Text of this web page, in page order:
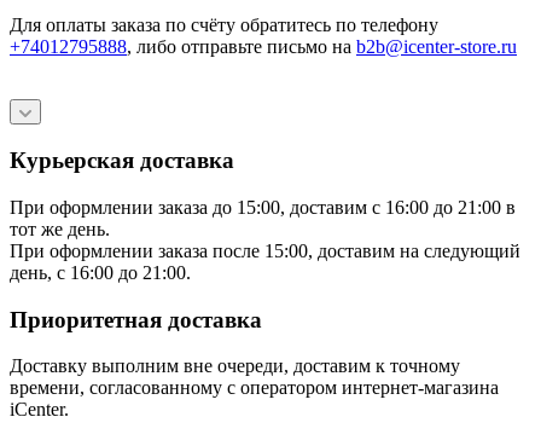
Для оплаты заказа по счёту обратитесь по телефону
+74012795888, либо отправьте письмо на b2b@icenter-store.ru
Курьерская доставка
При оформлении заказа до 15:00, доставим с 16:00 до 21:00 в
тот же день.
При оформлении заказа после 15:00, доставим на следующий
день, с 16:00 до 21:00.
Приоритетная доставка
Доставку выполним вне очереди, доставим к точному
времени, согласованному с оператором интернет-магазина
iCenter.